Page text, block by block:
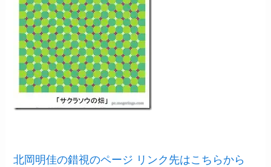
北岡明佳の錯視のページ リンク先はこちらから